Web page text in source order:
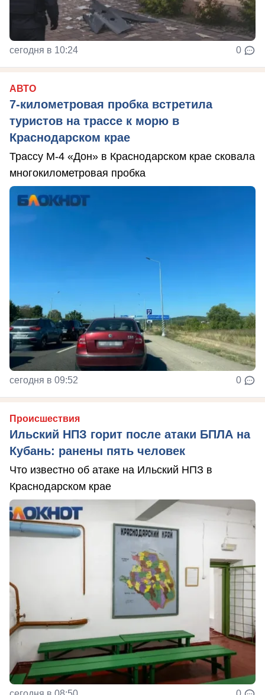
сегодня в 10:24 0
АВТО
7-километровая пробка встретила
туристов на трассе к морю в
Краснодарском крае
Трассу М-4 «Дон» в Краснодарском крае сковала
многокилометровая пробка
сегодня в 09:52 0
Происшествия
Ильский НПЗ горит после атаки БПЛА на
Кубань: ранены пять человек
Что известно об атаке на Ильский НПЗ в
Краснодарском крае